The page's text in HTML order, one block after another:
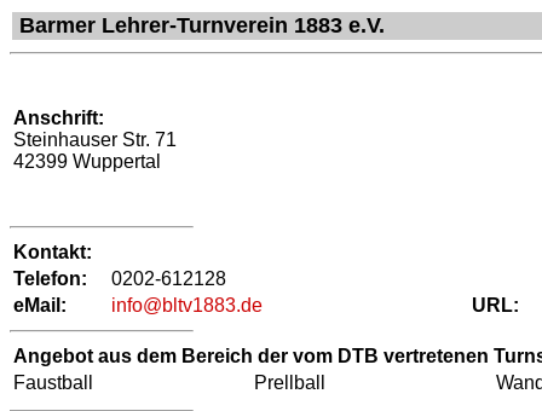
Barmer Lehrer-Turnverein 1883 e.V.
Anschrift:
Steinhauser Str. 71
42399 Wuppertal
Kontakt:
Telefon:
0202-612128
eMail:
info@bltv1883.de URL:
Angebot aus dem Bereich der vom DTB vertretenen
Faustball
Prellball